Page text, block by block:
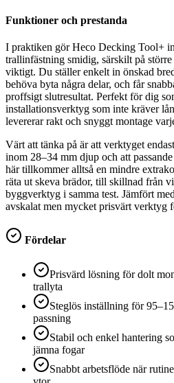
Funktioner och prestanda
I praktiken gör Heco Decking Tool+
trallinfästning smidig, särskilt på
viktigt. Du ställer enkelt in önskad
behöva byta några delar, och får
proffsigt slutresultat. Perfekt för dig
installationsverktyg som inte kräver
levererar rakt och snyggt montage
Värt att tänka på är att verktyget
inom 28–34 mm djup och att
här tillkommer alltså en mindre
räta ut skeva brädor, till skillnad från
byggverktyg i samma test. Jämfört
avskalat men mycket prisvärt verktyg
Fördelar
Prisvärd lösning för dolt
trallyta
Steglös inställning för
passning
Stabil och enkel hantering
jämna fogar
Snabbt arbetsflöde när